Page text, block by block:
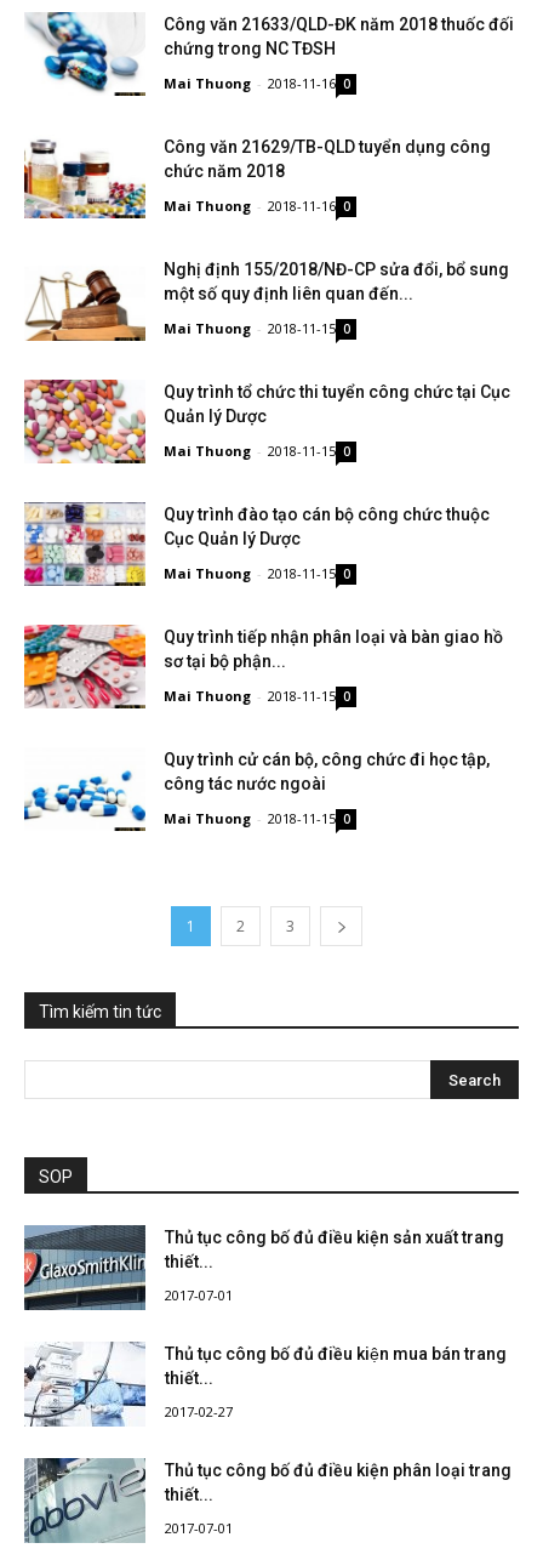
Công văn 21633/QLD-ĐK năm 2018 thuốc đối
chứng trong NC TĐSH
Mai Thuong - 2018-11-16 0
Công văn 21629/TB-QLD tuyển dụng công
chức năm 2018
Mai Thuong - 2018-11-16 0
Nghị định 155/2018/NĐ-CP sửa đổi, bổ sung
một số quy định liên quan đến...
Mai Thuong - 2018-11-15 0
Quy trình tổ chức thi tuyển công chức tại Cục
Quản lý Dược
Mai Thuong - 2018-11-15 0
Quy trình đào tạo cán bộ công chức thuộc
Cục Quản lý Dược
Mai Thuong - 2018-11-15 0
Quy trình tiếp nhận phân loại và bàn giao hồ
sơ tại bộ phận...
Mai Thuong - 2018-11-15 0
Quy trình cử cán bộ, công chức đi học tập,
công tác nước ngoài
Mai Thuong - 2018-11-15 0
1 2 3
Tìm kiếm tin tức
SOP
Thủ tục công bố đủ điều kiện sản xuất trang
thiết...
2017-07-01
Thủ tục công bố đủ điều kiện mua bán trang
thiết...
2017-02-27
Thủ tục công bố đủ điều kiện phân loại trang
thiết...
2017-07-01